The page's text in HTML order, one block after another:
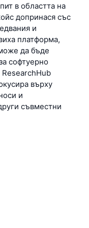
в областта на
допринася със
и
платформа,
да бъде
софтуерно
върху
и
съвместни